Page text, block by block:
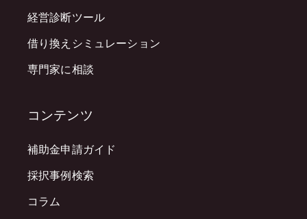
経営診断ツール
借り換えシミュレーション
専門家に相談
コンテンツ
補助金申請ガイド
採択事例検索
コラム